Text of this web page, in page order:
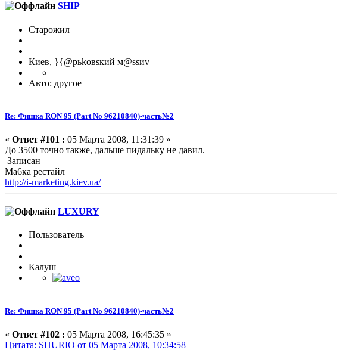
SHIP
Старожил
Киев, }{@рьkовsкий м@ssиv
Авто: другое
Re: Фишка RON 95 (Part No 96210840)-часть№2
« Ответ #101 : 05 Марта 2008, 11:31:39 »
До 3500 точно также, дальше пидальку не давил.
Записан
Ма6ка рестайл
http://i-marketing.kiev.ua/
LUXURY
Пользователь
Калуш
Re: Фишка RON 95 (Part No 96210840)-часть№2
« Ответ #102 : 05 Марта 2008, 16:45:35 »
Цитата: SHURIO от 05 Марта 2008, 10:34:58